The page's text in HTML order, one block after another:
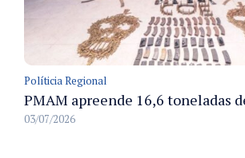
Políticia Regional
03/07/2026